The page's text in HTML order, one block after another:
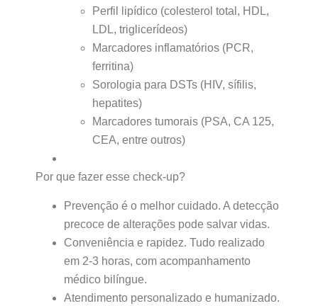
Perfil lipídico (colesterol total, HDL,
LDL, triglicerídeos)
Marcadores inflamatórios (PCR,
ferritina)
Sorologia para DSTs (HIV, sífilis,
hepatites)
Marcadores tumorais (PSA, CA 125,
CEA, entre outros)
Por que fazer esse check-up?
Prevenção é o melhor cuidado. A detecção
precoce de alterações pode salvar vidas.
Conveniência e rapidez. Tudo realizado
em 2-3 horas, com acompanhamento
médico bilíngue.
Atendimento personalizado e humanizado.